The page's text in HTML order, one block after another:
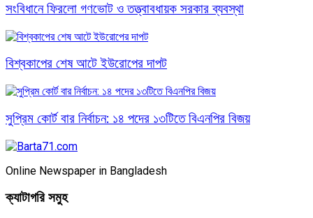
সংবিধানে ফিরলো গণভোট ও তত্ত্বাবধায়ক সরকার ব্যবস্থা
বিশ্বকাপের শেষ আটে ইউরোপের দাপট
সুপ্রিম কোর্ট বার নির্বাচন: ১৪ পদের ১৩টিতে বিএনপির বিজয়
Online Newspaper in Bangladesh
ক্যাটাগরি সমুহ